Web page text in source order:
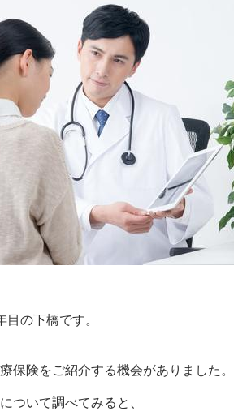
の下橋です。
保険をご紹介する機会がありました。
ついて調べてみると、